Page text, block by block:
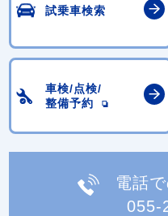
試乗車検索
車検/点検/
整備予約
電話
055-